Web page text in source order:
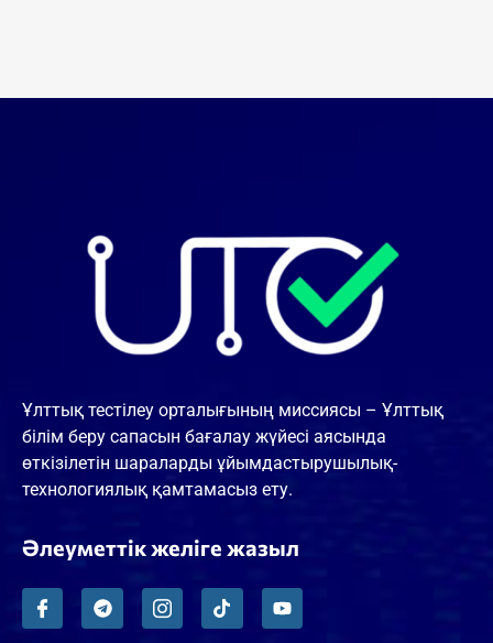
Ұлттық тестілеу орталығының миссиясы – Ұлттық
білім беру сапасын бағалау жүйесі аясында
өткізілетін шараларды ұйымдастырушылық-
технологиялық қамтамасыз ету.
Әлеуметтік желіге жазыл